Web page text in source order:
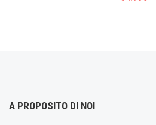
A PROPOSITO DI NOI